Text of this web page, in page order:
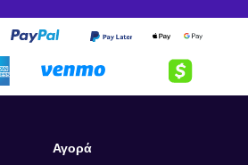
Αγορά